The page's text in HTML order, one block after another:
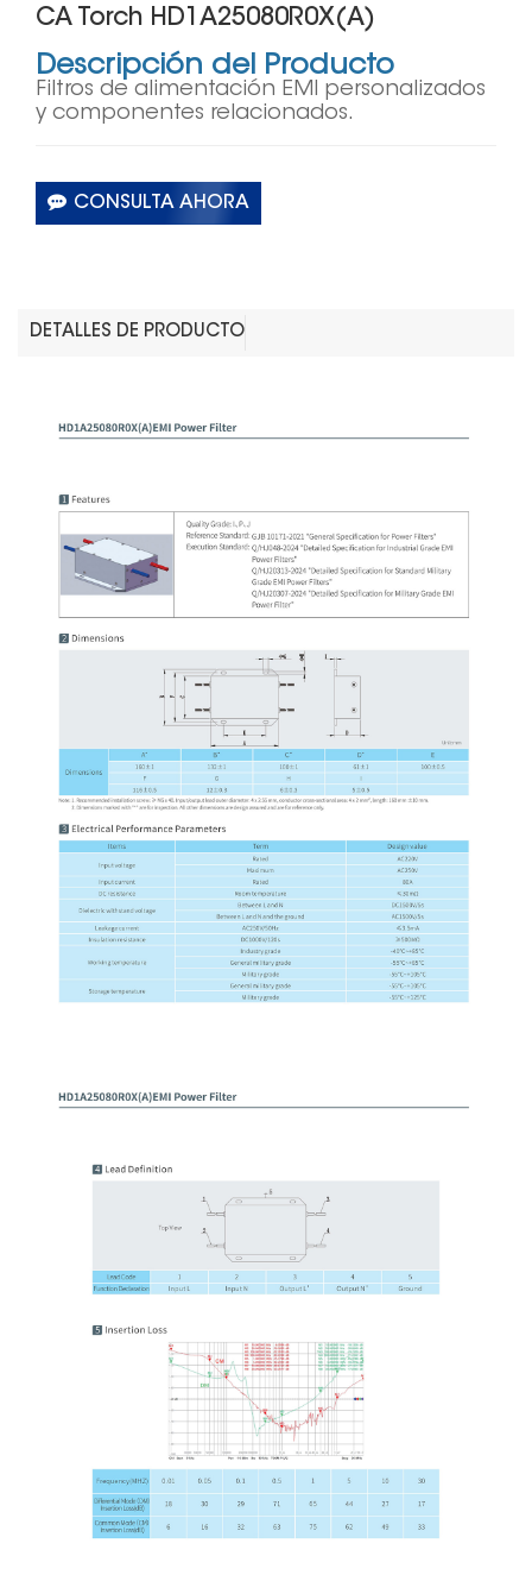
CA Torch HD1A25080R0X(A)
Descripción del Producto
Filtros de alimentación EMI personalizados
y componentes relacionados.
CONSULTA AHORA
DETALLES DE PRODUCTO